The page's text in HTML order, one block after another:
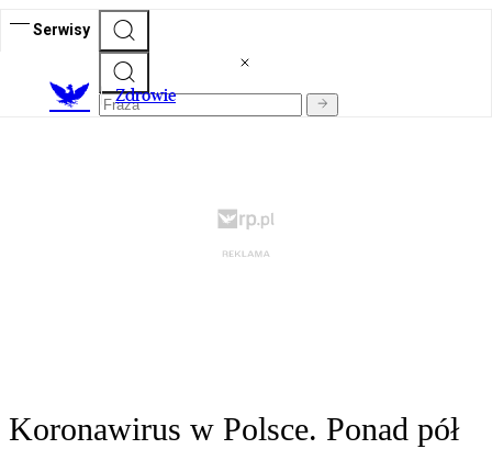
Serwisy
Zdrowie
Koronawirus w Polsce. Ponad pół